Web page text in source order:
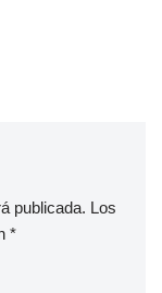
publicada. Los
*